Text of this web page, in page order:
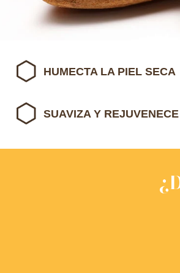
HUMECTA LA PIEL SECA
SUAVIZA Y